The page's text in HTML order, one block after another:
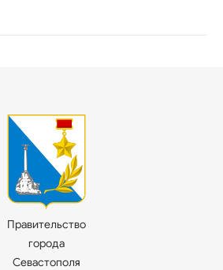
Правительство
города
Севастополя